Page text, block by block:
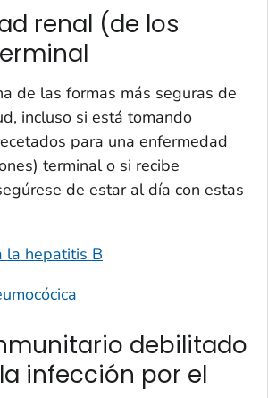
renal (de los
de las formas más seguras de
incluso si está tomando
para una enfermedad
terminal o si recibe
de estar al día con estas
la hepatitis B
debilitado
infección por el